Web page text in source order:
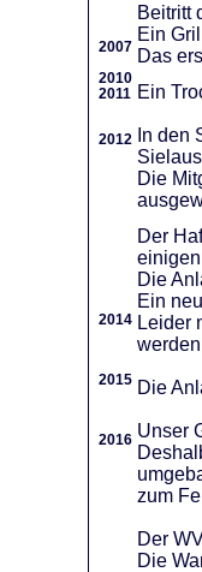
2007
2010
2011
2012
2014
2015
2016
Beitritt
Ein
Das
Ein
In den
Die
Der
Die
Ein
Leider
Die
Unser
zum
Der
Die